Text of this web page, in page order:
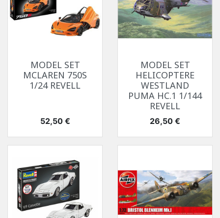
MODEL SET
MCLAREN 750S
1/24 REVELL
Prix
52,50 €
MODEL SET
HELICOPTERE
WESTLAND
PUMA HC.1 1/144
REVELL
Prix
26,50 €